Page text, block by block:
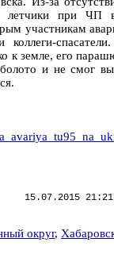
летчики при ЧП
участникам
к земле, его
и не смог
15.07.2015
округ,